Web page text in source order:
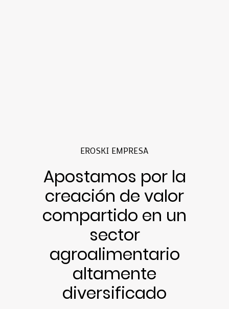
EROSKI EMPRESA
Apostamos por la
creación de valor
compartido en un
sector
agroalimentario
altamente
diversificado